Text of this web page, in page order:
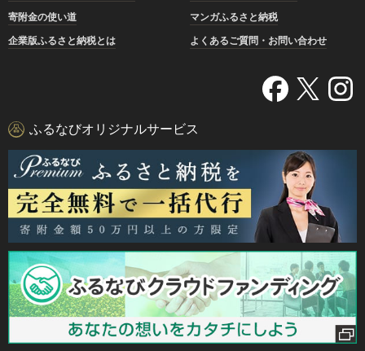
寄附金の使い道
マンガふるさと納税
企業版ふるさと納税とは
よくあるご質問・お問い合わせ
ふるなびオリジナルサービス